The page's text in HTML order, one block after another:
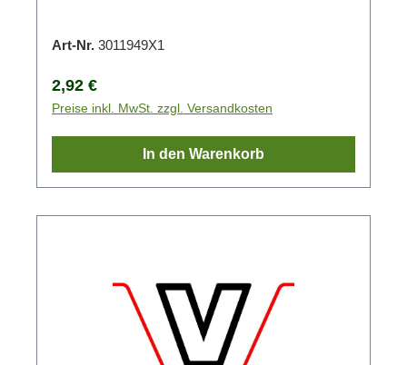
Art-Nr. 3011949X1
Regulärer Preis:
2,92 €
Preise inkl. MwSt. zzgl. Versandkosten
In den Warenkorb